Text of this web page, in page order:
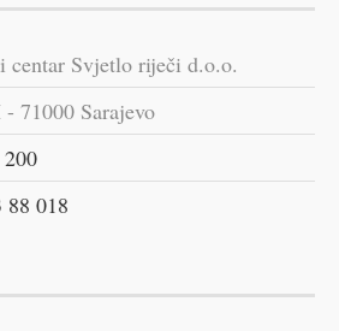
centar Svjetlo riječi d.o.o.
71000 Sarajevo
018